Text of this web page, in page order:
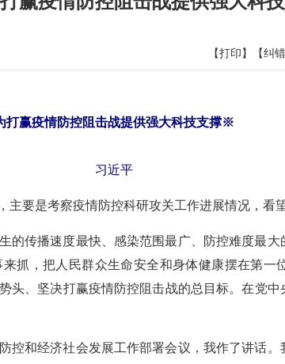
【打印】 【纠错
打赢疫情防控阻击战提供强大科技支撑※
习近平
要是考察疫情防控科研攻关工作进展情况，看
的传播速度最快、感染范围最广、防控难度最
抓，把人民群众生命安全和身体健康摆在第一
头、坚决打赢疫情防控阻击战的总目标。在党
控和经济社会发展工作部署会议，我作了讲话